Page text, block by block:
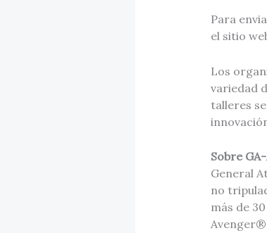
Para
el sitio
Los
variedad
talleres
Sobre
General
no
más de